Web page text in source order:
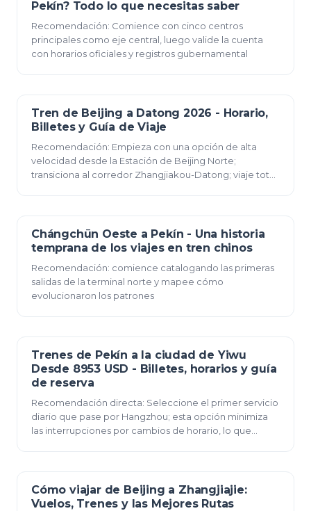
Pekín? Todo lo que necesitas saber
Recomendación: Comience con cinco centros
principales como eje central, luego valide la cuenta
con horarios oficiales y registros gubernamental
23 de diciembre de 2025
Tren de Beijing a Datong 2026 - Horario,
Billetes y Guía de Viaje
Recomendación: Empieza con una opción de alta
velocidad desde la Estación de Beijing Norte;
transiciona al corredor Zhangjiakou-Datong; viaje total
23 de diciembre de 2025
Chángchūn Oeste a Pekín - Una historia
temprana de los viajes en tren chinos
Recomendación: comience catalogando las primeras
salidas de la terminal norte y mapee cómo
evolucionaron los patrones
23 de diciembre de 2025
Trenes de Pekín a la ciudad de Yiwu
Desde 8953 USD - Billetes, horarios y guía
de reserva
Recomendación directa: Seleccione el primer servicio
diario que pase por Hangzhou; esta opción minimiza
las interrupciones por cambios de horario, lo que
23 de diciembre de 2025
Cómo viajar de Beijing a Zhangjiajie:
Vuelos, Trenes y las Mejores Rutas